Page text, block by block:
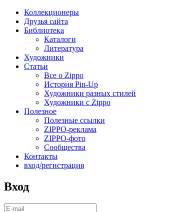
Коллекционеры
Друзья сайта
Библиотека
Каталоги
Литература
Художники
Статьи
Все о Zippo
История Pin-Up
Художники разных стилей
Художники с Zippo
Полезное
Полезные ссылки
ZIPPO-реклама
ZIPPO-фото
Сообщества
Контакты
вход/регистрация
Вход